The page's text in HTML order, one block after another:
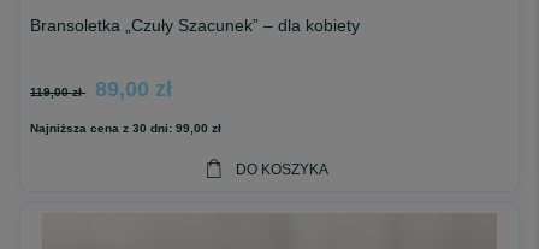
Bransoletka „Czuły Szacunek” – dla kobiety
119,00 zł 89,00 zł
Najniższa cena z 30 dni: 99,00 zł
DO KOSZYKA